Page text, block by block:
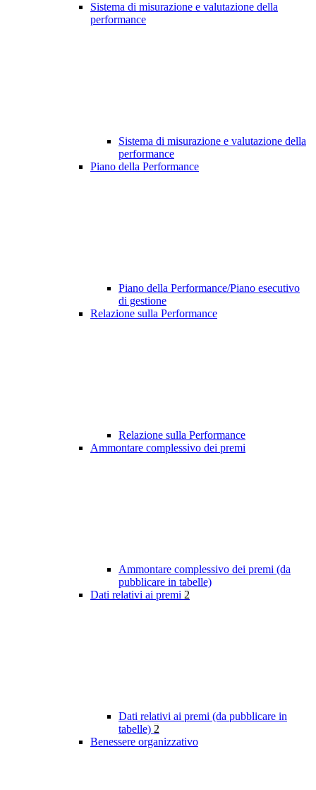
Sistema di misurazione e valutazione della
performance
Sistema di misurazione e valutazione della
performance
Piano della Performance
Piano della Performance/Piano esecutivo
di gestione
Relazione sulla Performance
Relazione sulla Performance
Ammontare complessivo dei premi
Ammontare complessivo dei premi (da
pubblicare in tabelle)
Dati relativi ai premi 2
Dati relativi ai premi (da pubblicare in
tabelle) 2
Benessere organizzativo